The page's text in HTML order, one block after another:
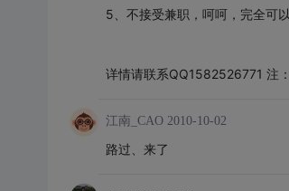
5、不接受兼职，呵呵，完全可
详情请联系QQ1582526771 注
江南_CAO 2010-10-02
路过、来了